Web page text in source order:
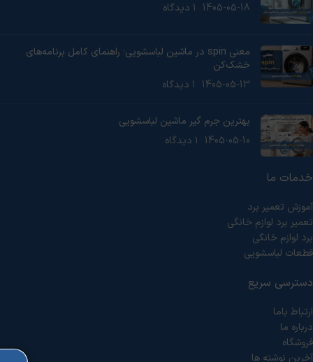
1405-05-18 ۱ دیدگاه
معنی spin در ماشین لباسشویی؛ راهنمای کامل برنامه‌های
خشک‌کن
1405-05-13 ۱ دیدگاه
بهترین جرم گیر ماشین لباسشویی
1405-05-10 ۱ دیدگاه
خدمات ما
آموزش تعمیر برد
تعمیر برد لوازم خانگی
برد لوازم خانگی
قطعات لباسشویی
دسترسی سریع
ارتباط باما
درباره ما
فروشگاه
آخرین نوشته ها